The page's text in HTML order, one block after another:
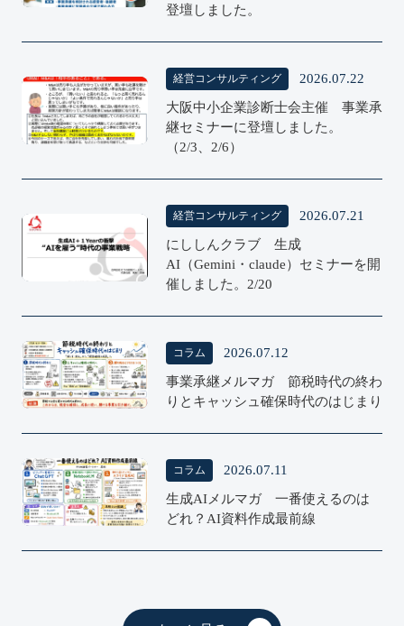
登壇しました。
Consulting
経営コンサルティング 2026.07.22
大阪中小企業診断士会主催 事業承
継セミナーに登壇しました。
（2/3、2/6）
Consulting
経営コンサルティング 2026.07.21
にししんクラブ 生成
AI（Gemini・claude）セミナーを開
催しました。2/20
COLUMN
コラム 2026.07.12
事業承継メルマガ 節税時代の終わ
りとキャッシュ確保時代のはじまり
COLUMN
コラム 2026.07.11
生成AIメルマガ 一番使えるのは
どれ？AI資料作成最前線